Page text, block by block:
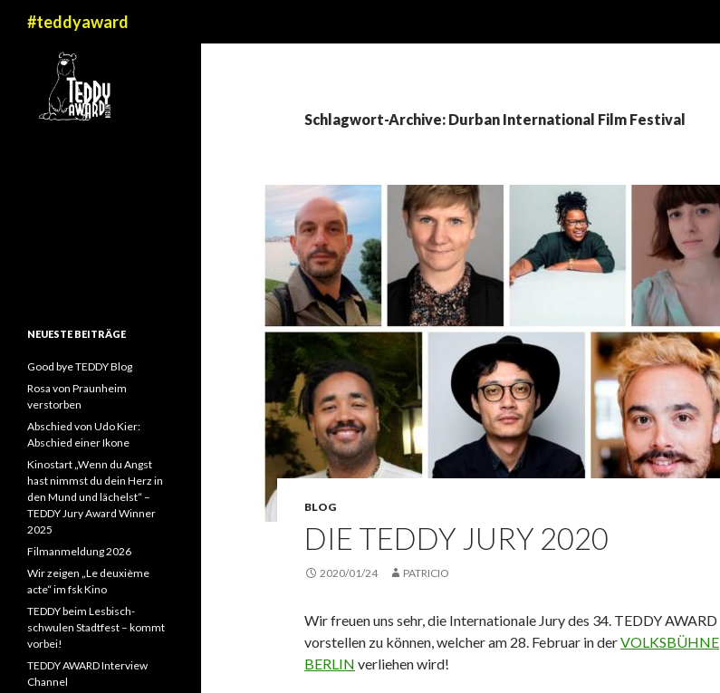
#teddyaward
Schlagwort-Archive: Durban International Film Festival
BLOG
DIE TEDDY JURY 2020
2020/01/24 PATRICIO
Wir freuen uns sehr, die Internationale Jury des 34. TEDDY AWARD
vorstellen zu können, welcher am 28. Februar in derVOLKSBÜHNE
BERLIN verliehen wird!
NEUESTE BEITRÄGE
Good bye TEDDY Blog
Rosa von Praunheim
verstorben
Abschied von Udo Kier:
Abschied einer Ikone
Kinostart „Wenn du Angst
hast nimmst du dein Herz in
den Mund und lächelst“ –
TEDDY Jury Award Winner
2025
Filmanmeldung 2026
Wir zeigen „Le deuxième
acte“ im fsk Kino
TEDDY beim Lesbisch-
schwulen Stadtfest – kommt
vorbei!
TEDDY AWARD Interview
Channel